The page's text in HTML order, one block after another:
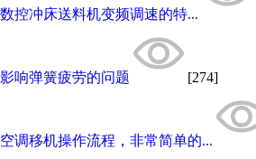
数控冲床送料机变频调速的特...
影响弹簧疲劳的问题 [274]
空调移机操作流程，非常简单的...